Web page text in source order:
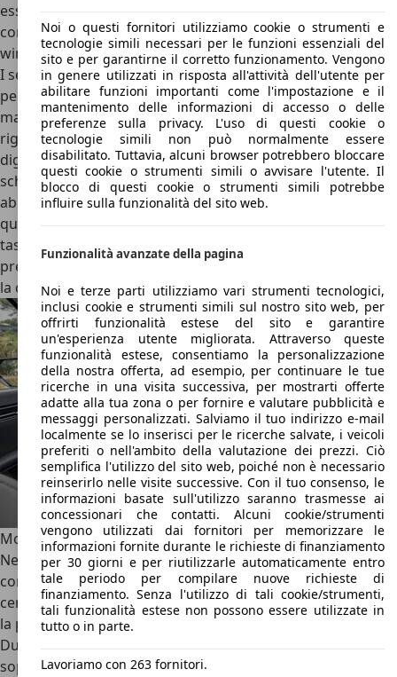
esso, lo spazio è esagerato per riporre piccoli oggetti così
come si può ricaricare il telefono sulla comoda piastra
wireless.
I sedili, in Bio-Poliuretano, presentano una comoda retina
per meglio reggere la testa durante i lunghi trasferimenti. I
materiali sono di ottima qualità, anche se qualche plastica
rigida c’è in abitacolo specie nella parte bassa. Tanta
digitalizzazione negli interni della Kia EV9 grazie ai tre
schermi ma anche qualche tasto fisico che permane in
abitacolo per rendere la vita più semplice, specie per
quanto riguarda la regolazione del clima in abitacolo. Sono
tasti per modo di dire perché vanno premuti con una certa
pressione e solo una leggera vibrazione permette di avere
la conferma che l’input è stato recepito dalla vettura.
Motori Kia EV9
Nella gamma motori della Kia EV9 c’è spazio per due
configurazioni, ben distinte tra loro. Due EV9 in una? In un
certo senso sì, visto che nella configurazione single motor
la potenza raggiunge i 203 CV, mentre nella configurazione
Dual Motor si arriva a 384 CV con lo 0-100 km/h di cui
sopra che parla da solo. Varia anche la velocità massima,
Noi o questi fornitori utilizziamo cookie o strumenti e
tecnologie simili necessari per le funzioni essenziali del
sito e per garantirne il corretto funzionamento. Vengono
in genere utilizzati in risposta all'attività dell'utente per
abilitare funzioni importanti come l'impostazione e il
mantenimento delle informazioni di accesso o delle
preferenze sulla privacy. L'uso di questi cookie o
tecnologie simili non può normalmente essere
disabilitato. Tuttavia, alcuni browser potrebbero bloccare
questi cookie o strumenti simili o avvisare l'utente. Il
blocco di questi cookie o strumenti simili potrebbe
influire sulla funzionalità del sito web.
Funzionalità avanzate della pagina
Noi e terze parti utilizziamo vari strumenti tecnologici,
inclusi cookie e strumenti simili sul nostro sito web, per
offrirti funzionalità estese del sito e garantire
un'esperienza utente migliorata. Attraverso queste
funzionalità estese, consentiamo la personalizzazione
della nostra offerta, ad esempio, per continuare le tue
ricerche in una visita successiva, per mostrarti offerte
adatte alla tua zona o per fornire e valutare pubblicità e
messaggi personalizzati. Salviamo il tuo indirizzo e-mail
localmente se lo inserisci per le ricerche salvate, i veicoli
preferiti o nell'ambito della valutazione dei prezzi. Ciò
semplifica l'utilizzo del sito web, poiché non è necessario
reinserirlo nelle visite successive. Con il tuo consenso, le
informazioni basate sull'utilizzo saranno trasmesse ai
concessionari che contatti. Alcuni cookie/strumenti
vengono utilizzati dai fornitori per memorizzare le
informazioni fornite durante le richieste di finanziamento
per 30 giorni e per riutilizzarle automaticamente entro
tale periodo per compilare nuove richieste di
finanziamento. Senza l'utilizzo di tali cookie/strumenti,
tali funzionalità estese non possono essere utilizzate in
tutto o in parte.
Lavoriamo con 263 fornitori.